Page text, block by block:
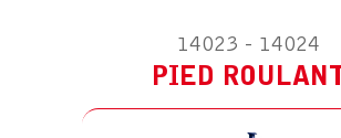
14023 - 14024
PIED ROULANT
SOCLE DE TABLE